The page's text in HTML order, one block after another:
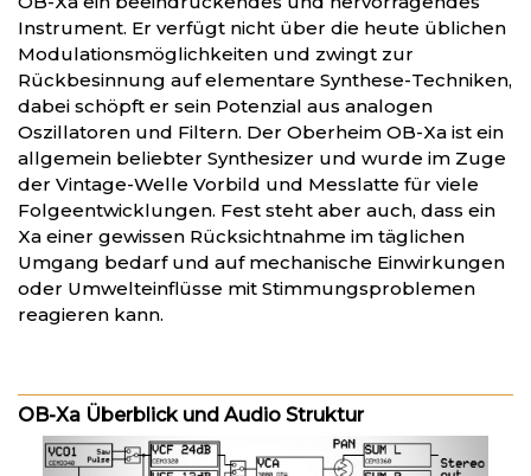
Instrument. Er verfügt nicht über die heute üblichen
Modulationsmöglichkeiten und zwingt zur
Rückbesinnung auf elementare Synthese-Techniken,
dabei schöpft er sein Potenzial aus analogen
Oszillatoren und Filtern. Der Oberheim OB-Xa ist ein
allgemein beliebter Synthesizer und wurde im Zuge
der Vintage-Welle Vorbild und Messlatte für viele
Folgeentwicklungen. Fest steht aber auch, dass ein
Xa einer gewissen Rücksichtnahme im täglichen
Umgang bedarf und auf mechanische Einwirkungen
oder Umwelteinflüsse mit Stimmungsproblemen
reagieren kann.
OB-Xa Überblick und Audio Struktur